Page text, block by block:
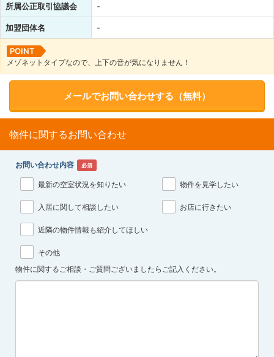
所属公正取引協議会 -
加盟団体名 -
POINT
メゾネットタイプなので、上下の音が気になりません！
メールでお問い合わせする（無料）
物件に関するお問い合わせ
お問い合わせ内容 必須
最新の空室状況を知りたい 物件を見学したい
入居に関して相談したい お店に行きたい
近隣の物件情報も紹介してほしい
その他
物件に関するご相談・ご質問ございましたらご記入ください。